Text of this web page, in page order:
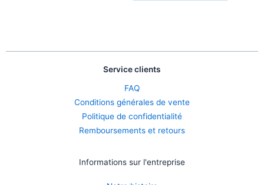
Service clients
FAQ
Conditions générales de vente
Politique de confidentialité
Remboursements et retours
Informations sur l'entreprise